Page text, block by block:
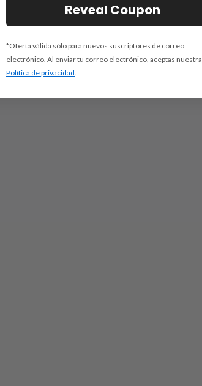
Reveal Coupon
*Oferta válida sólo para nuevos suscriptores de correo
electrónico. Al enviar tu correo electrónico, aceptas nuestra
Política de privacidad